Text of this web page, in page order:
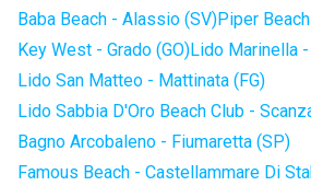
Baba Beach - Alassio (SV)Piper
Key West - Grado (GO)Lido Marinella
Lido San Matteo - Mattinata (FG)
Lido Sabbia D'Oro Beach Club -
Bagno Arcobaleno - Fiumaretta (SP)
Famous Beach - Castellammare Di